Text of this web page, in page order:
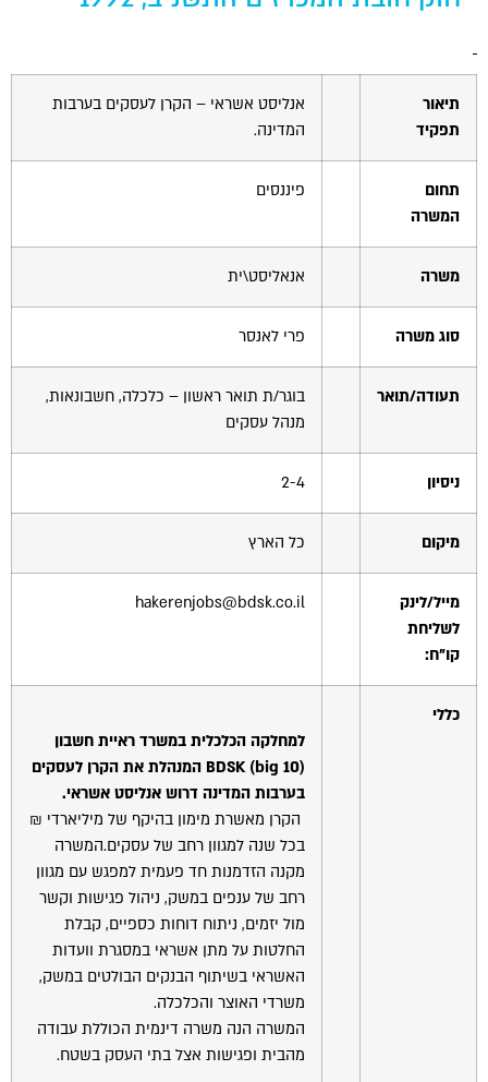
format_underlined הוסף קו תחתון לקישורים
את
כל
האפשרויות
תיאור
תפקיד
אנליסט אשראי – הקרן לעסקים בערבות
המדינה.
תחום
המשרה
פיננסים
משרה אנאליסט\ית
סוג משרה פרי לאנסר
תעודה/תואר
בוגר/ת תואר ראשון – כלכלה, חשבונאות,
מנהל עסקים
ניסיון 2-4
מיקום כל הארץ
מייל/לינק
לשליחת
קו"ח:
hakerenjobs@bdsk.co.il
כללי
למחלקה הכלכלית במשרד ראיית חשבון
BDSK(big 10
) המנהלת את הקרן לעסקים
בערבות המדינה דרוש אנליסט אשראי.
הקרן מאשרת מימון בהיקף של מיליארדי ₪
בכל שנה למגוון רחב של עסקים.המשרה
מקנה הזדמנות חד פעמית למפגש עם מגוון
רחב של ענפים במשק, ניהול פגישות וקשר
מול יזמים, ניתוח דוחות כספיים, קבלת
החלטות על מתן אשראי במסגרת וועדות
האשראי בשיתוף הבנקים הבולטים במשק,
משרדי האוצר והכלכלה.
המשרה הנה משרה דינמית הכוללת עבודה
מהבית ופגישות אצל בתי העסק בשטח.